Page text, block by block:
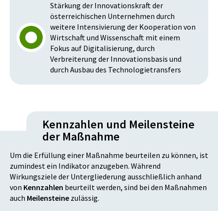
Stärkung der Innovationskraft der
österreichischen Unternehmen durch
weitere Intensivierung der Kooperation von
Wirtschaft und Wissenschaft mit einem
Fokus auf Digitalisierung, durch
Verbreiterung der Innovationsbasis und
durch Ausbau des Technologietransfers
Kennzahlen und Meilensteine
der Maßnahme
Um die Erfüllung einer Maßnahme beurteilen zu können, ist
zumindest ein Indikator anzugeben. Während
Wirkungsziele der Untergliederung ausschließlich anhand
von Kennzahlen beurteilt werden, sind bei den Maßnahmen
auch Meilensteine zulässig.